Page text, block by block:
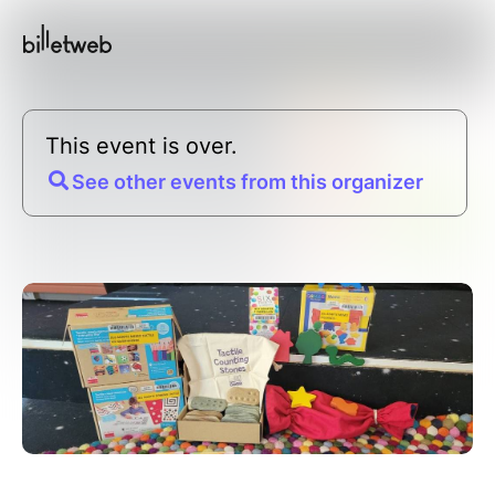
This event is over.
See other events from this organizer